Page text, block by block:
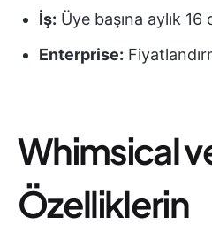
İş: Üye başına aylık 16
Enterprise:
Whimsical
Özelliklerin